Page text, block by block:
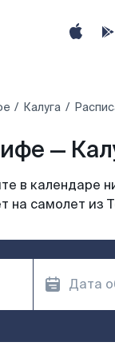
Калуга
—
в календаре
на самолет из